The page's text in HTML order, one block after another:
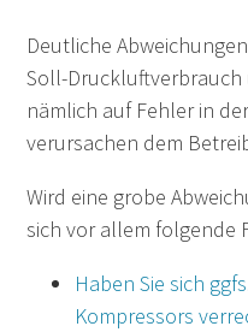
Deutliche
Soll-
nämlich auf Fehler in
verursachen dem
Wird eine grobe
sich vor allem folgende
Haben Sie sich
Kompressors